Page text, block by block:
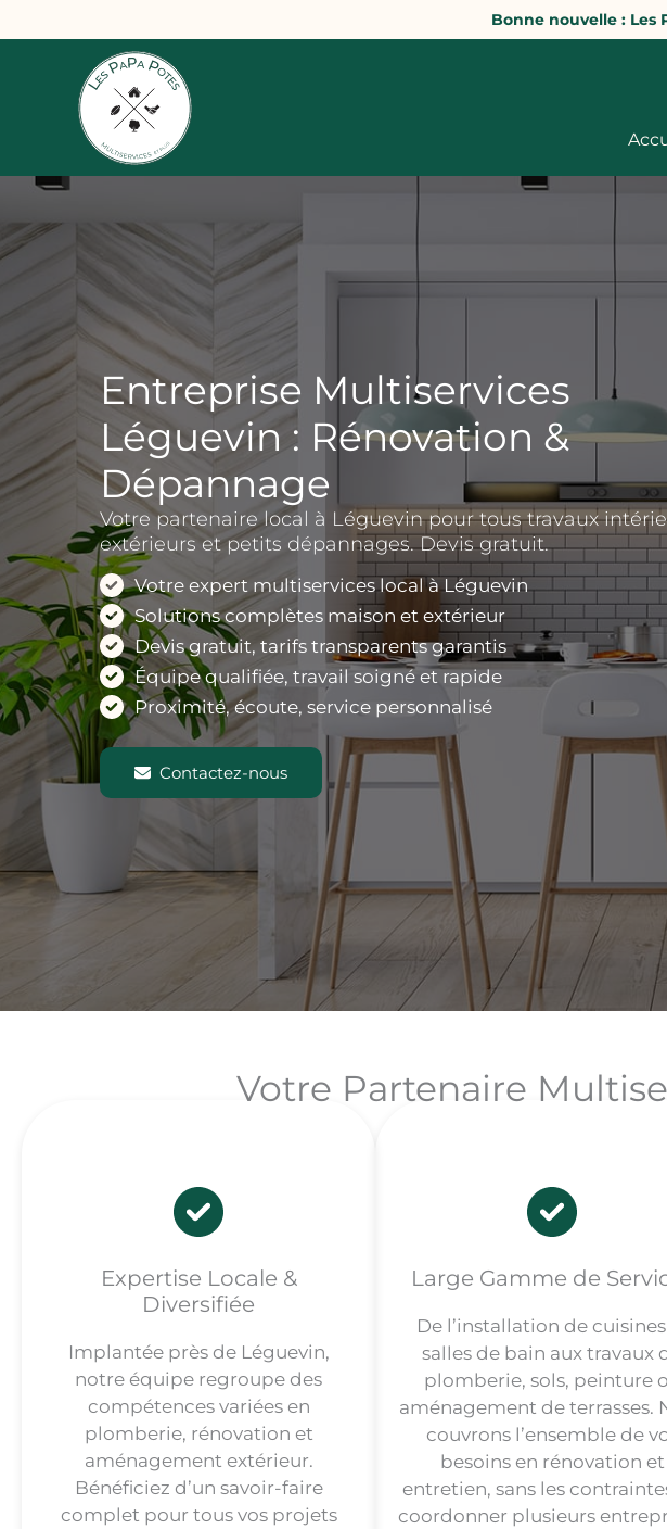
au
Bonne nouvelle : Les
Entreprise Multiservices
Léguevin : Rénovation &
Dépannage
Votre partenaire local à Léguevin pour tous travaux
extérieurs et petits dépannages. Devis gratuit.
Votre expert multiservices local à Léguevin
Solutions complètes maison et extérieur
Devis gratuit, tarifs transparents garantis
Équipe qualifiée, travail soigné et rapide
Proximité, écoute, service personnalisé
Contactez-nous
Votre Partenaire
Expertise Locale &
Diversifiée
Implantée près de Léguevin,
notre équipe regroupe des
compétences variées en
plomberie, rénovation et
aménagement extérieur.
Bénéficiez d’un savoir-faire
complet pour tous vos projets
Large Gamme de
De l’installation de
salles de bain aux travaux
plomberie, sols, peinture
aménagement de terrasses.
couvrons l’ensemble de
besoins en rénovation et
entretien, sans les
coordonner plusieurs